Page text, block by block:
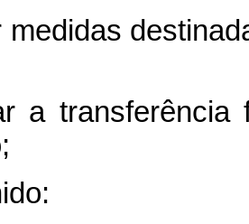
medidas
a